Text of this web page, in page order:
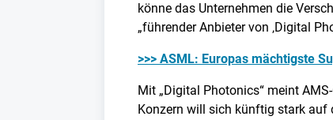
könne das Unternehmen die
„führender Anbieter von ‚Digital
>>> ASML: Europas mächtigste
Mit „Digital Photonics“ meint
Konzern will sich künftig stark auf